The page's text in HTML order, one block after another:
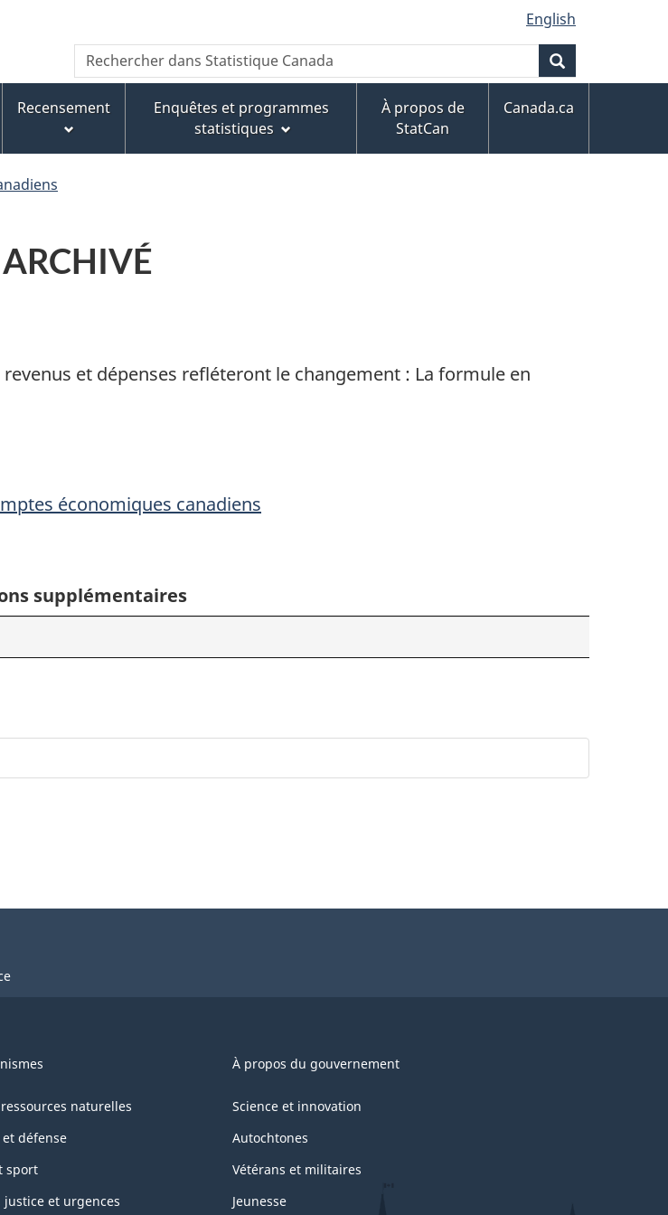
au
contenu
principal
au
pied
de
page
version
HTML
simplifiée
English
WxT
Search
form
Rechercher dans Statistique Canada
Recensement
Enquêtes et programmes
statistiques
À propos de
StatCan
Canada.ca
et dépenses refléteront le changement : La formule en
économiques canadiens
supplémentaires
À propos du gouvernement
naturelles
défense
sport
justice et urgences
Science et innovation
Autochtones
Vétérans et militaires
Jeunesse